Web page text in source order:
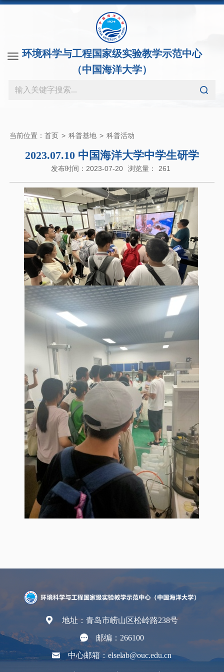
环境科学与工程国家级实验教学示范中心
（中国海洋大学）
当前位置： 首页 > 科普基地 > 科普活动
2023.07.10 中国海洋大学中学生研学
发布时间：2023-07-20 浏览量： 261
地址：青岛市崂山区松岭路238号
邮编：266100
中心邮箱：elselab@ouc.edu.cn